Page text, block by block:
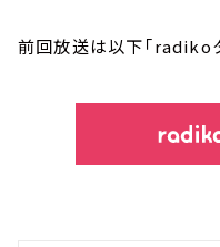
前回放送は以下「radiko